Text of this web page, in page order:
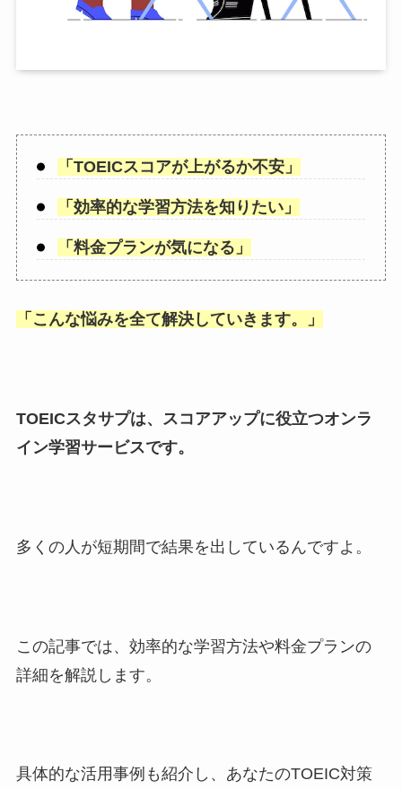
「 TOEICスコアが上がるか不安」
「 効率的な学習方法を知りたい」
「 料金プランが気になる 」
「 こんな悩みを全て解決していきます。 」
TOEICスタサプは、スコアアップに役立つオンラ
イン学習サービスです。
多くの人が短期間で結果を出しているんですよ。
この記事では、効率的な学習方法や料金プランの
詳細を解説します。
具体的な活用事例も紹介し、あなたのTOEIC対策